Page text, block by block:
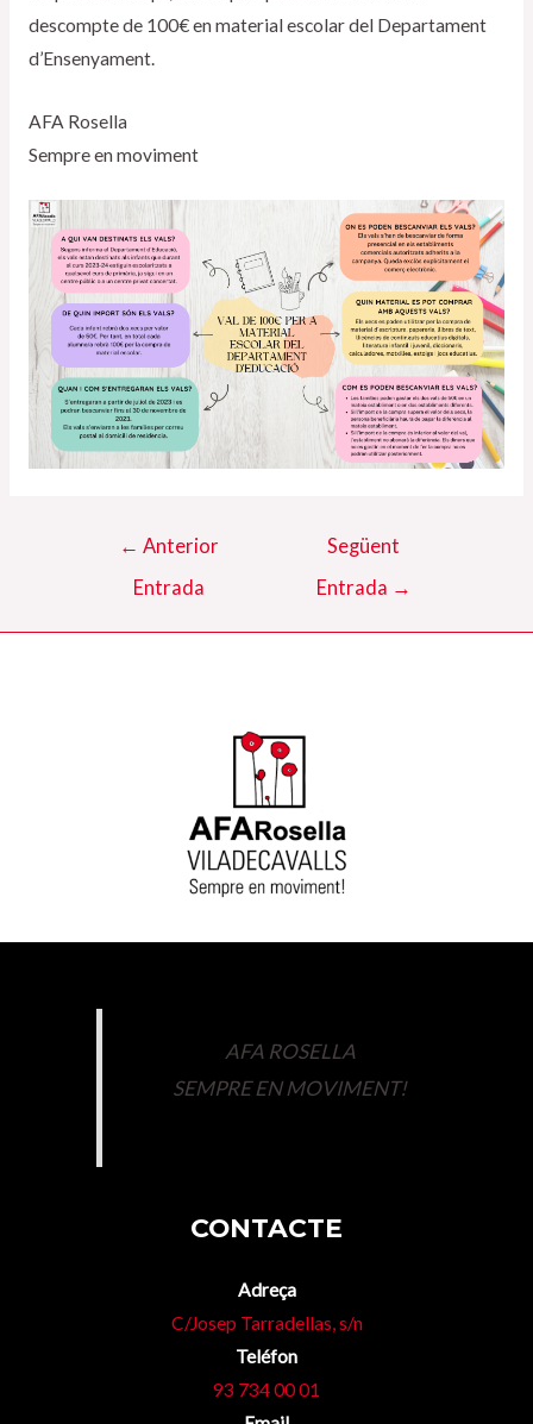
descompte de 100€ en material escolar del Departament
d’Ensenyament.
AFA Rosella
Sempre en moviment
Navegació
← Anterior
Entrada
Següent
Entrada →
AFA ROSELLA
SEMPRE EN MOVIMENT!
CONTACTE
Adreça
C/Josep Tarradellas, s/n
Teléfon
93 734 00 01